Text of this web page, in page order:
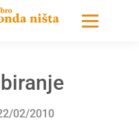
02/2010